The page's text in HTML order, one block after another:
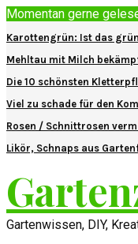
Momentan gerne
Karottengrün: Ist das
Mehltau mit Milch
Die 10 schönsten
Viel zu schade für den
Rosen / Schnittrosen
Likör, Schnaps aus
Gartenwissen, DIY,